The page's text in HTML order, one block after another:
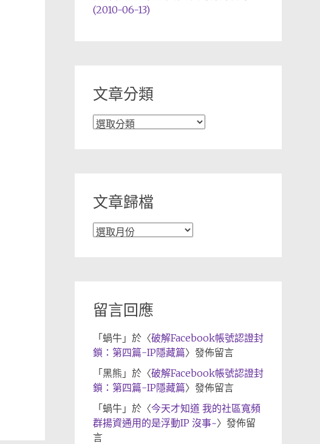
(2010-06-13)
文章分類
文
文章歸檔
文
留言回應
「 蝸牛」於〈破解Facebook帳號認證封
鎖：第四篇-IP隱藏篇〉發佈留言
「 黑熊 」於〈破解Facebook帳號認證封
鎖：第四篇-IP隱藏篇〉發佈留言
「 蝸牛」於〈今天才知道 我的社區寬頻
群揚資通用的是浮動IP 沒事~〉發佈留
言